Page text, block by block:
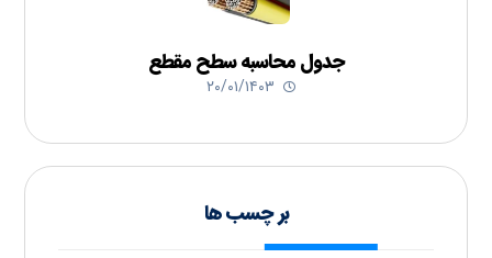
جدول محاسبه سطح مقطع
۲۰/۰۱/۱۴۰۳
بر چسب ها